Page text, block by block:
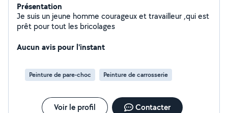
Présentation
Je suis un jeune homme courageux et travailleur ,qui est
prêt pour tout les bricolages
Aucun avis pour l'instant
Peinture de pare-choc Peinture de carrosserie
Voir le profil Contacter